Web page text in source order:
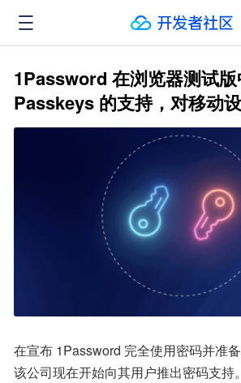
1Password 在浏览器测试
Passkeys 的支持，对移动
在宣布 1Password 完全使用密码并准
该公司现在开始向其用户推出密码支持